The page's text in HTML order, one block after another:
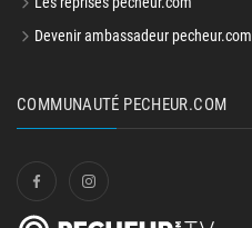
Devenir ambassadeur pecheur.com
COMMUNAUTÉ PECHEUR.COM